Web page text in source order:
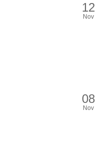
12
Nov
08
Nov